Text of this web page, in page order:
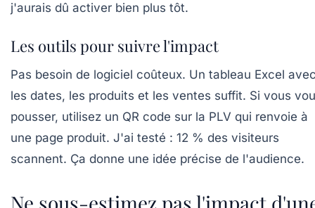
j'aurais dû activer bien plus tôt.
Les outils pour suivre l'impact
Pas besoin de logiciel coûteux. Un tableau Excel
les dates, les produits et les ventes suffit. Si vous
pousser, utilisez un QR code sur la PLV qui renvoie à
une page produit. J'ai testé : 12 % des visiteurs
scannent. Ça donne une idée précise de l'audience.